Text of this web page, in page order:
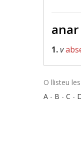
1.v
O llisteu
A - B - C -